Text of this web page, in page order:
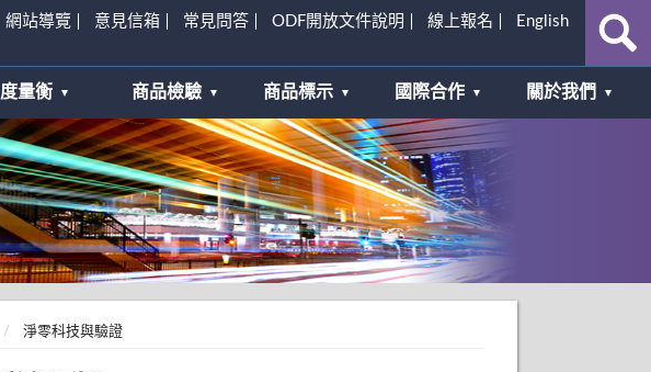
網站導覽 意見信箱 常見問答 ODF開放文件說明 線上報名 English
度量衡 商品檢驗 商品標示 國際合作 關於我們
淨零科技與驗證